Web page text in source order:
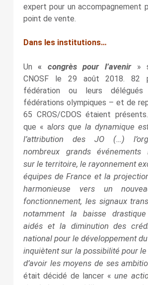
expert pour un accompagnement
point de vente.
Dans les institutions…
Un« congrès pour l’avenir»
CNOSF le 29 août 2018. 82
fédération ou leurs
fédérations olympiques – et de
65 CROS/CDOS étaient
que « alors que la dynamique
l’attribution des JO (…)
nombreux grands événements
sur le territoire, le rayonnement
équipes de France et la
harmonieuse vers un
fonctionnement, les signaux
notamment la baisse
aidés et la diminution des
national pour le développement
inquiètent sur la possibilité pour
d’avoir les moyens de ses
était décidé de lancer «une